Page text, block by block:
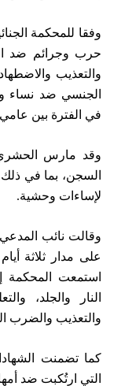
حرب وجرائم ضد
والتعذيب
الجنسي ضد نساء
في الفترة بين عامي 2020 و2024.
وقد مارس
السجن، بما في
لإساءات وحشية.
وقالت نائب المدعي
على مدار ثلاثة
استمعت المحكمة
النار والجلد،
والتعذيب والضرب
كما تضمنت
التي ارتُكبت ضد